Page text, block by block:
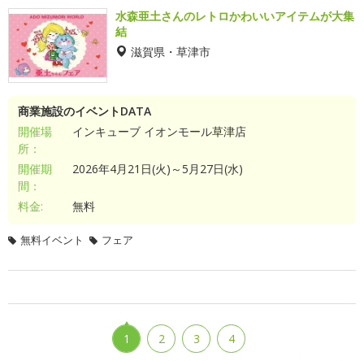
水森亜土さんのレトロかわいいアイテムが大集
結
滋賀県・草津市
商業施設のイベントDATA
開催場
所：
インキューブ イオンモール草津店
開催期
間：
2026年4月21日(火)～5月27日(水)
料金: 無料
無料イベント フェア
1 2 3 4